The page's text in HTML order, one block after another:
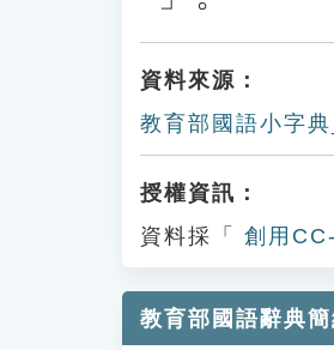
資料來源：
教育部國語小字典
授權資訊：
資料採「
創用
教育部國語辭典